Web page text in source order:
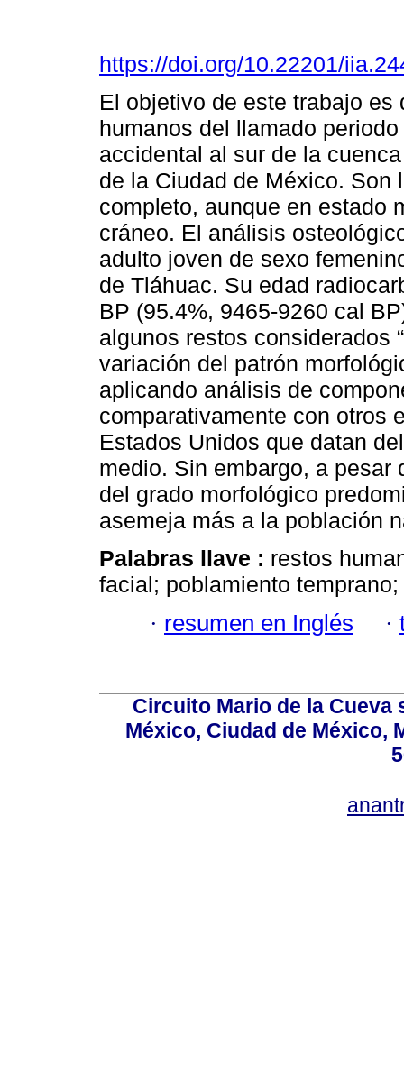
https://doi.org/10.22201/
El objetivo de este trabajo
humanos del llamado
accidental al sur de la
de la Ciudad de México. Son
completo, aunque en estado
cráneo. El análisis
adulto joven de sexo
de Tláhuac. Su edad
BP (95.4%, 9465-9260 cal
algunos restos considerados
variación del patrón
aplicando análisis de
comparativamente con otros
Estados Unidos que datan
medio. Sin embargo, a
del grado morfológico
asemeja más a la población
Palabras llave : restos
facial; poblamiento
· resumen en Inglés ·
Circuito Mario de la Cueva
México, Ciudad de México,